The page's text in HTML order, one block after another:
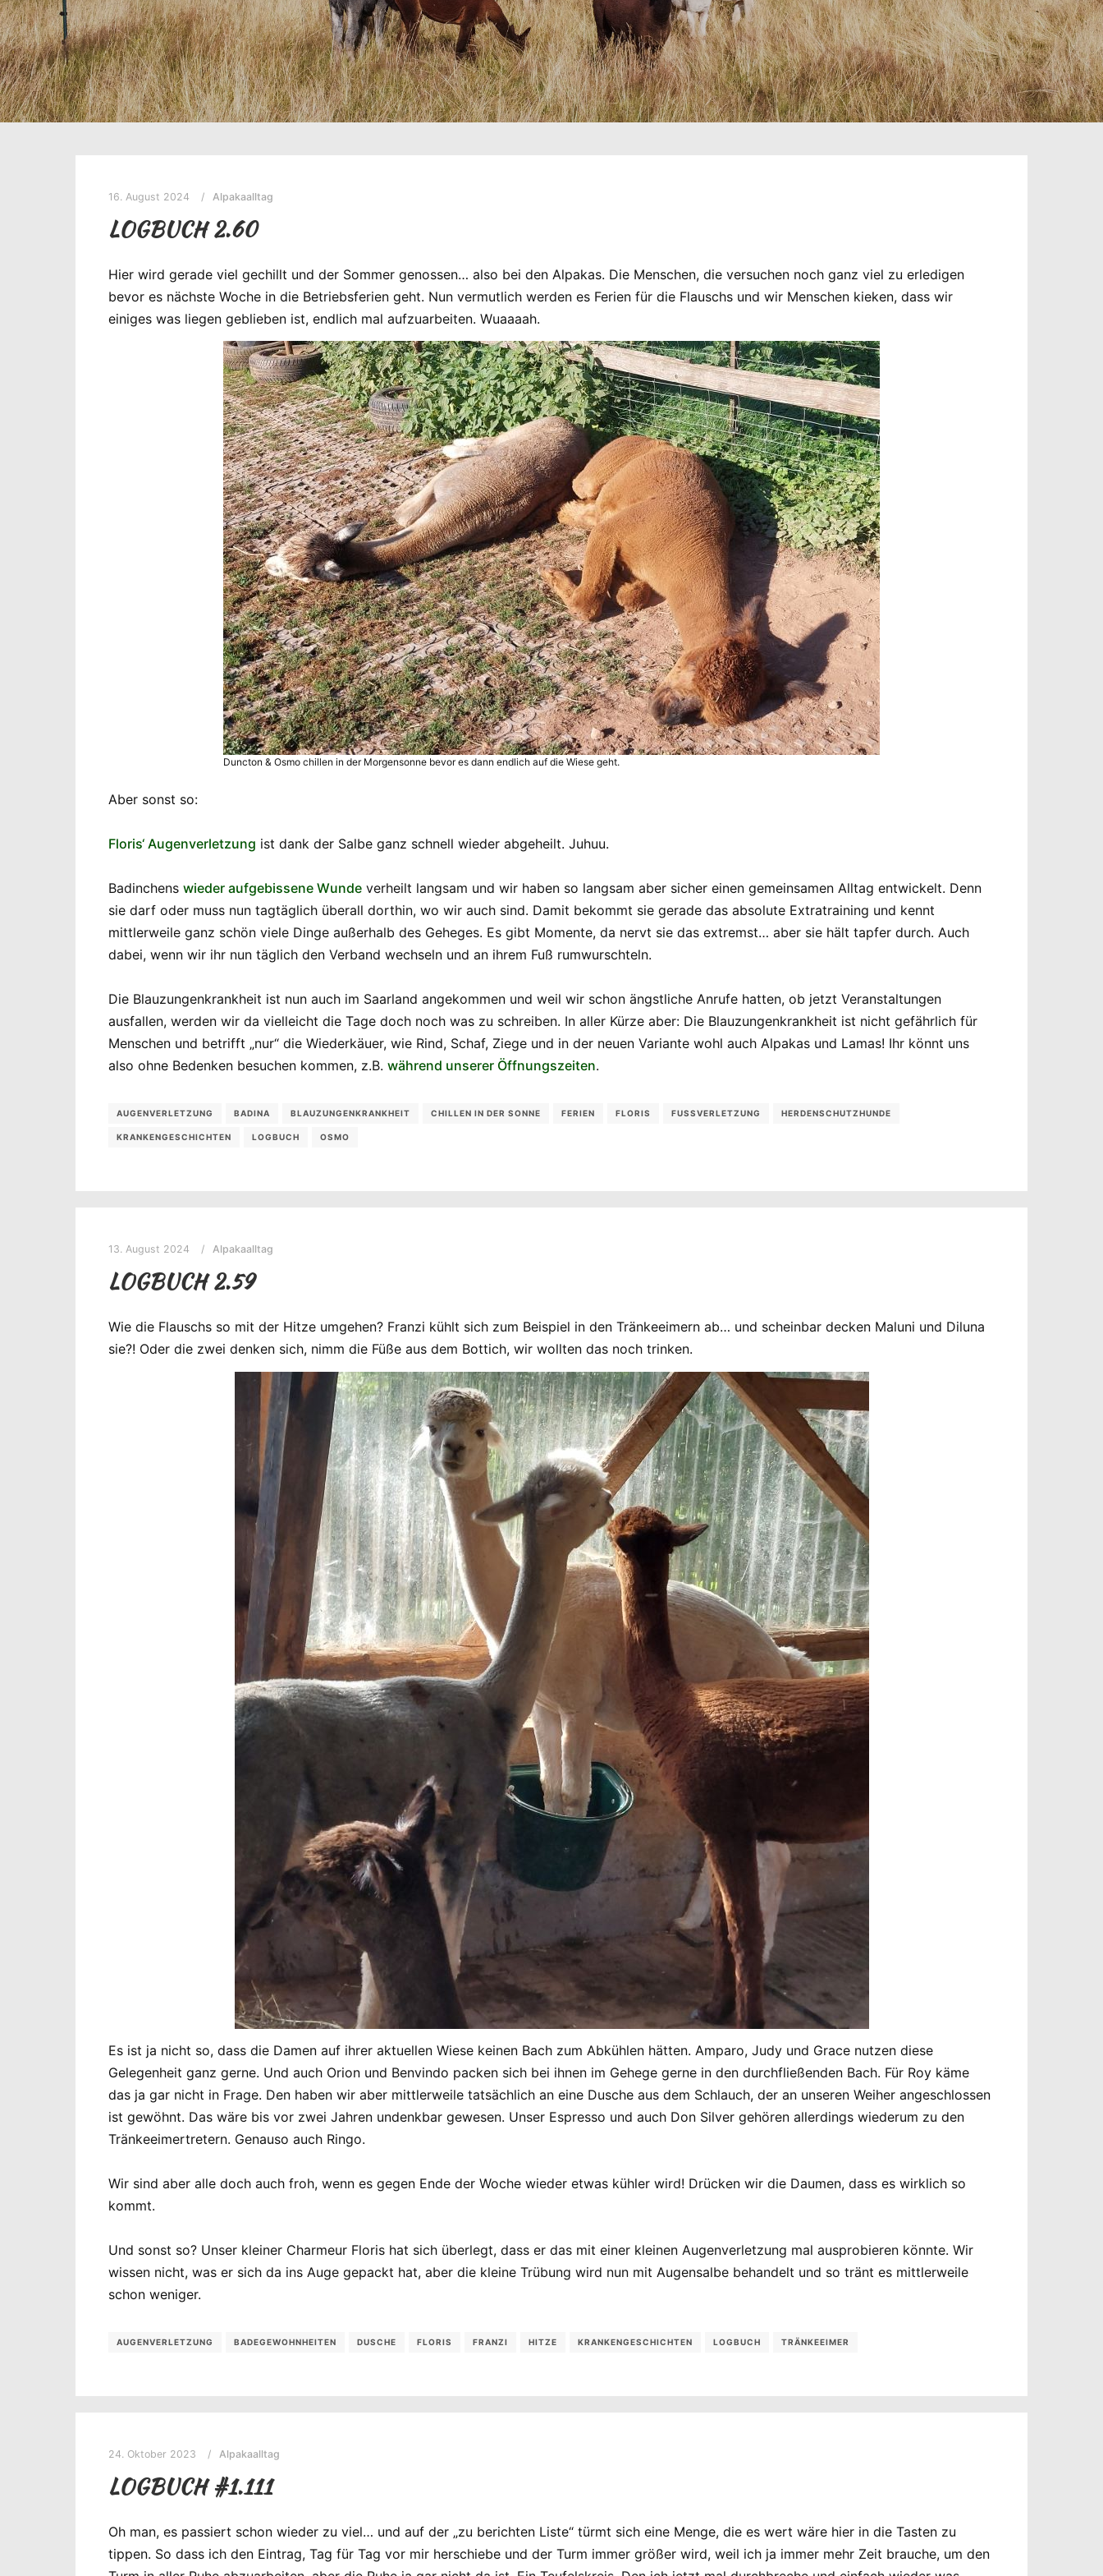
16. August 2024 Alpakaalltag
LOGBUCH 2.60
Hier wird gerade viel gechillt und der Sommer genossen… also bei den Alpakas. Die Menschen, die versuchen noch ganz viel zu erledigen
bevor es nächste Woche in die Betriebsferien geht. Nun vermutlich werden es Ferien für die Flauschs und wir Menschen kieken, dass wir
einiges was liegen geblieben ist, endlich mal aufzuarbeiten. Wuaaaah.
Duncton & Osmo chillen in der Morgensonne bevor es dann endlich auf die Wiese geht.
Aber sonst so:
Floris‘ Augenverletzung ist dank der Salbe ganz schnell wieder abgeheilt. Juhuu.
Badinchens wieder aufgebissene Wunde verheilt langsam und wir haben so langsam aber sicher einen gemeinsamen Alltag entwickelt. Denn
sie darf oder muss nun tagtäglich überall dorthin, wo wir auch sind. Damit bekommt sie gerade das absolute Extratraining und kennt
mittlerweile ganz schön viele Dinge außerhalb des Geheges. Es gibt Momente, da nervt sie das extremst… aber sie hält tapfer durch. Auch
dabei, wenn wir ihr nun täglich den Verband wechseln und an ihrem Fuß rumwurschteln.
Die Blauzungenkrankheit ist nun auch im Saarland angekommen und weil wir schon ängstliche Anrufe hatten, ob jetzt Veranstaltungen
ausfallen, werden wir da vielleicht die Tage doch noch was zu schreiben. In aller Kürze aber: Die Blauzungenkrankheit ist nicht gefährlich für
Menschen und betrifft „nur“ die Wiederkäuer, wie Rind, Schaf, Ziege und in der neuen Variante wohl auch Alpakas und Lamas! Ihr könnt uns
also ohne Bedenken besuchen kommen, z.B. während unserer Öffnungszeiten.
AUGENVERLETZUNG BADINA BLAUZUNGENKRANKHEIT CHILLEN IN DER SONNE FERIEN FLORIS FUSSVERLETZUNG HERDENSCHUTZHUNDE
KRANKENGESCHICHTEN LOGBUCH OSMO
13. August 2024 Alpakaalltag
LOGBUCH 2.59
Wie die Flauschs so mit der Hitze umgehen? Franzi kühlt sich zum Beispiel in den Tränkeeimern ab… und scheinbar decken Maluni und Diluna
sie?! Oder die zwei denken sich, nimm die Füße aus dem Bottich, wir wollten das noch trinken.
Es ist ja nicht so, dass die Damen auf ihrer aktuellen Wiese keinen Bach zum Abkühlen hätten. Amparo, Judy und Grace nutzen diese
Gelegenheit ganz gerne. Und auch Orion und Benvindo packen sich bei ihnen im Gehege gerne in den durchfließenden Bach. Für Roy käme
das ja gar nicht in Frage. Den haben wir aber mittlerweile tatsächlich an eine Dusche aus dem Schlauch, der an unseren Weiher angeschlossen
ist gewöhnt. Das wäre bis vor zwei Jahren undenkbar gewesen. Unser Espresso und auch Don Silver gehören allerdings wiederum zu den
Tränkeeimertretern. Genauso auch Ringo.
Wir sind aber alle doch auch froh, wenn es gegen Ende der Woche wieder etwas kühler wird! Drücken wir die Daumen, dass es wirklich so
kommt.
Und sonst so? Unser kleiner Charmeur Floris hat sich überlegt, dass er das mit einer kleinen Augenverletzung mal ausprobieren könnte. Wir
wissen nicht, was er sich da ins Auge gepackt hat, aber die kleine Trübung wird nun mit Augensalbe behandelt und so tränt es mittlerweile
schon weniger.
AUGENVERLETZUNG BADEGEWOHNHEITEN DUSCHE FLORIS FRANZI HITZE KRANKENGESCHICHTEN LOGBUCH TRÄNKEEIMER
24. Oktober 2023 Alpakaalltag
LOGBUCH #1.111
Oh man, es passiert schon wieder zu viel… und auf der „zu berichten Liste“ türmt sich eine Menge, die es wert wäre hier in die Tasten zu
tippen. So dass ich den Eintrag, Tag für Tag vor mir herschiebe und der Turm immer größer wird, weil ich ja immer mehr Zeit brauche, um den